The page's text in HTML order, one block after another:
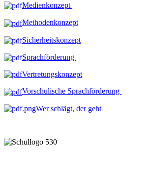
Medienkonzept
Methodenkonzept
Sicherheitskonzept
Sprachförderung
Vertretungskonzept
Vorschulische Sprachförderung
Wer schlägt, der geht